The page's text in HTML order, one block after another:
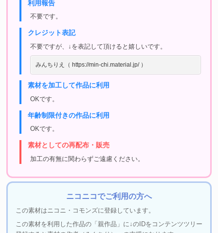
利用報告
不要です。
クレジット表記
不要ですが、↓を表記して頂けると嬉しいです。
みんちりえ（ https://min-chi.material.jp/ ）
素材を加工して作品に利用
OKです。
年齢制限付きの作品に利用
OKです。
素材としての再配布・販売
加工の有無に関わらずご遠慮ください。
ニコニコでご利用の方へ
この素材はニコニ・コモンズに登録しています。
この素材を利用した作品の「親作品」に↓のIDをコンテンツツリー